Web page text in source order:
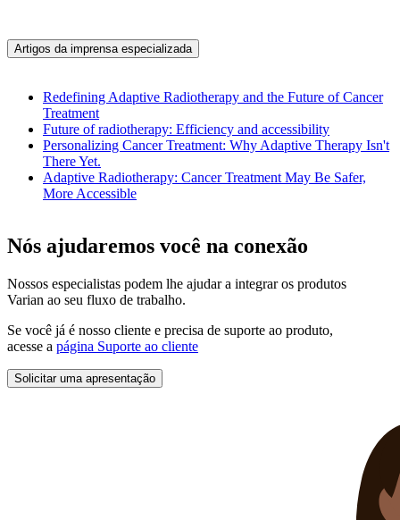
Artigos da imprensa especializada
Redefining Adaptive Radiotherapy and the Future of Cancer
Treatment
Future of radiotherapy: Efficiency and accessibility
Personalizing Cancer Treatment: Why Adaptive Therapy Isn't
There Yet.
Adaptive Radiotherapy: Cancer Treatment May Be Safer,
More Accessible
Nós ajudaremos você na conexão
Nossos especialistas podem lhe ajudar a integrar os produtos
Varian ao seu fluxo de trabalho.
Se você já é nosso cliente e precisa de suporte ao produto,
acesse a página Suporte ao cliente
Solicitar uma apresentação